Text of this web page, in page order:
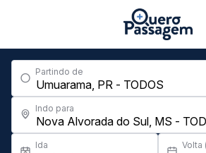
Partindo de
Indo para
Ida Volta